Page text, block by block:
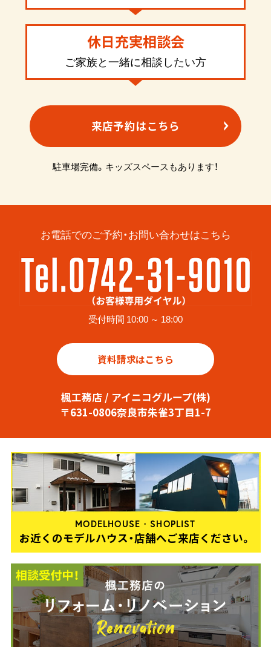
休日充実相談会
ご家族と一緒に相談したい方
来店予約はこちら
駐車場完備。キッズスペースもあります！
お電話でのご予約・お問い合わせはこちら
受付時間 10:00 ～ 18:00
資料請求はこちら
楓工務店 / アイニコグループ(株)
〒631-0806奈良市朱雀3丁目1-7
MODELHOUSE・SHOPLIST
お近くのモデルハウス・店舗へご来店ください。